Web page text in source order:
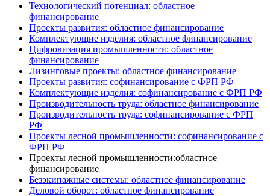
Технологический потенциал: областное
финансирование
Проекты развития: областное финансирование
Комплектующие изделия: областное финансирование
Цифровизация промышленности: областное
финансирование
Лизинговые проекты: областное финансирование
Проекты развития: софинансирование с ФРП РФ
Комплектующие изделия: софинансирование с ФРП РФ
Производительность труда: областное финансирование
Производительность труда: софинансирование с ФРП
РФ
Проекты лесной промышленности: софинансирование с
ФРП РФ
Проекты лесной промышленности:областное
финансирование
Безэкипажные системы: областное финансирование
Деловой оборот: областное финансирование